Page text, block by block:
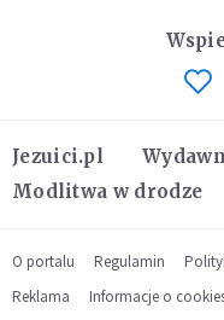
Jezuici.pl
Modlitwa w drodze
O portalu Regulamin
Reklama
Informacje o